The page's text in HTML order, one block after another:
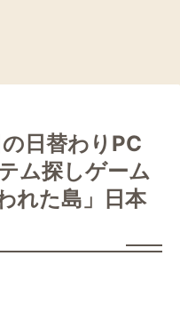
日替わりPC
ム探しゲーム
れた島」日本